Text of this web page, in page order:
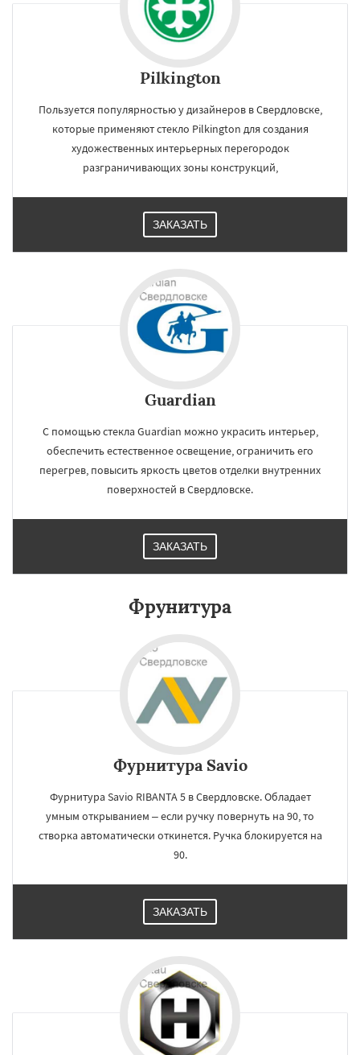
Pilkington
Пользуется популярностью у дизайнеров в Свердловске,
которые применяют стекло Pilkington для создания
художественных интерьерных перегородок
разграничивающих зоны конструкций,
ЗАКАЗАТЬ
Guardian
С помощью стекла Guardian можно украсить интерьер,
обеспечить естественное освещение, ограничить его
перегрев, повысить яркость цветов отделки внутренних
поверхностей в Свердловске.
ЗАКАЗАТЬ
Фрунитура
Фурнитура Savio
Фурнитура Savio RIBANTA 5 в Свердловске. Обладает
умным открыванием – если ручку повернуть на 90, то
створка автоматически откинется. Ручка блокируется на
90.
ЗАКАЗАТЬ